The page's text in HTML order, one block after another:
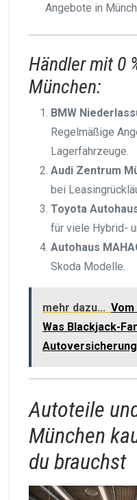
Angebote in
Händler mit 0
München:
BMW
Regelmäßige
Lagerfahrzeuge.
Audi Zentrum
bei
Toyota
für viele Hybrid-
Autohaus
Skoda Modelle.
mehr dazu...
Was Blackjack-
Autoteile
München
du brauchst